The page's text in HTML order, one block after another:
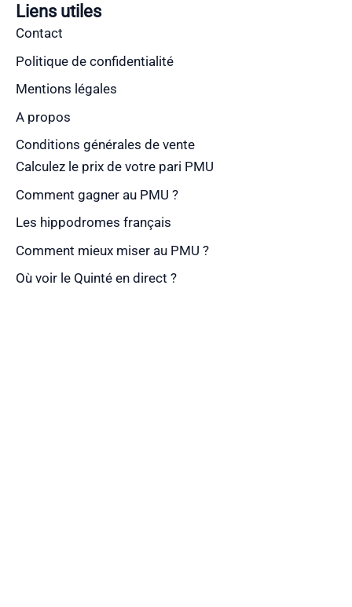
Liens utiles
Contact
Politique de confidentialité
Mentions légales
A propos
Conditions générales de vente
Calculez le prix de votre pari PMU
Comment gagner au PMU ?
Les hippodromes français
Comment mieux miser au PMU ?
Où voir le Quinté en direct ?